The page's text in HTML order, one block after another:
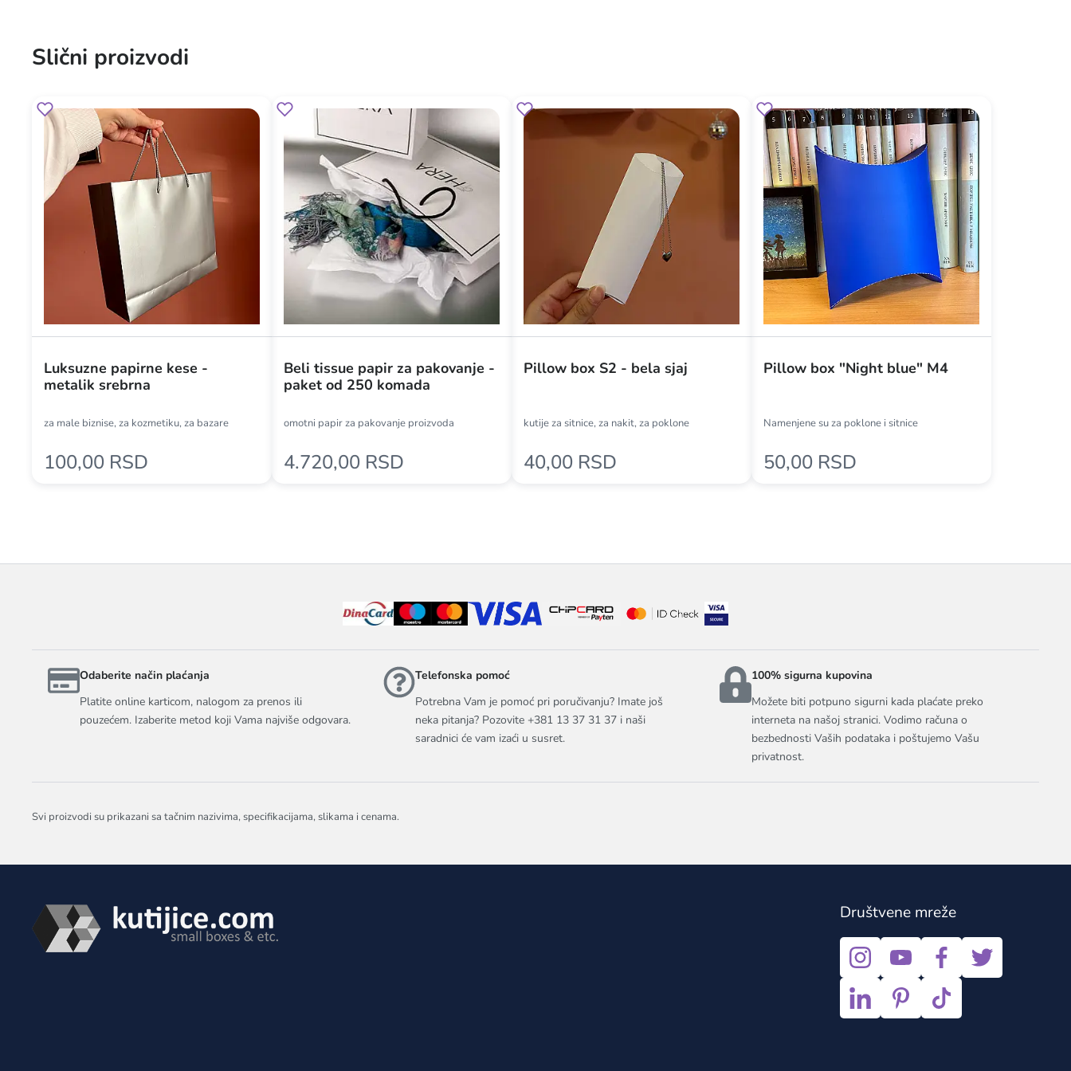
Slični proizvodi
Luksuzne papirne kese -
metalik srebrna
za male biznise, za kozmetiku, za bazare
100,00 RSD
Beli tissue papir za pakovanje -
paket od 250 komada
omotni papir za pakovanje proizvoda
4.720,00 RSD
Pillow box S2 - bela sjaj
kutije za sitnice, za nakit, za poklone
40,00 RSD
Pillow box "Night blue" M4
Namenjene su za poklone i sitnice
50,00 RSD
Odaberite način plaćanja
Platite online karticom, nalogom za prenos ili
pouzećem. Izaberite metod koji Vama najviše odgovara.
Telefonska pomoć
Potrebna Vam je pomoć pri poručivanju? Imate još
neka pitanja? Pozovite +381 13 37 31 37 i naši
saradnici će vam izaći u susret.
100% sigurna kupovina
Možete biti potpuno sigurni kada plaćate preko
interneta na našoj stranici. Vodimo računa o
bezbednosti Vaših podataka i poštujemo Vašu
privatnost.
Svi proizvodi su prikazani sa tačnim nazivima, specifikacijama, slikama i cenama.
Društvene mreže